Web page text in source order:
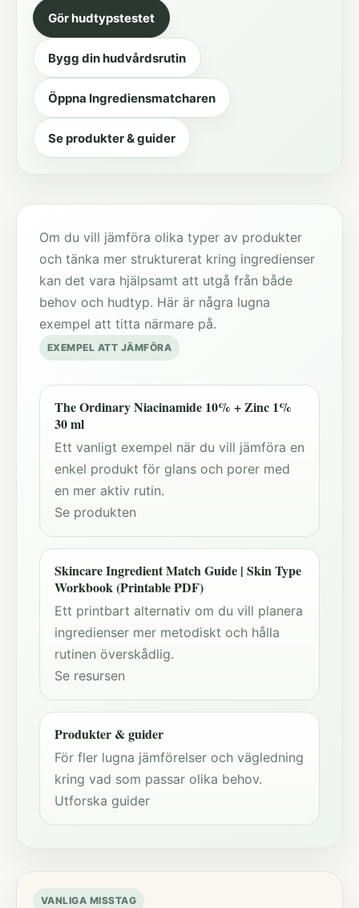
Gör hudtypstestet
Bygg din hudvårdsrutin
Öppna Ingrediensmatcharen
Se produkter & guider
Om du vill jämföra olika typer av produkter
och tänka mer strukturerat kring ingredienser
kan det vara hjälpsamt att utgå från både
behov och hudtyp. Här är några lugna
exempel att titta närmare på.
EXEMPEL ATT JÄMFÖRA
The Ordinary Niacinamide 10% + Zinc 1%
30 ml
Ett vanligt exempel när du vill jämföra en
enkel produkt för glans och porer med
en mer aktiv rutin.
Se produkten
Skincare Ingredient Match Guide | Skin Type
Workbook (Printable PDF)
Ett printbart alternativ om du vill planera
ingredienser mer metodiskt och hålla
rutinen överskådlig.
Se resursen
Produkter & guider
För fler lugna jämförelser och vägledning
kring vad som passar olika behov.
Utforska guider
VANLIGA MISSTAG